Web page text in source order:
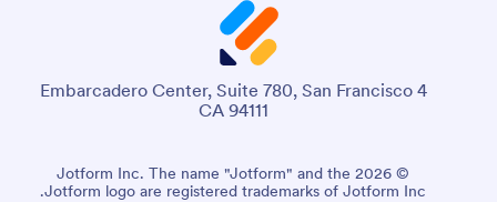
4 Embarcadero Center, Suite 780, San Francisco
CA 94111
© 2026 Jotform Inc. The name "Jotform" and the
Jotform logo are registered trademarks of Jotform Inc.